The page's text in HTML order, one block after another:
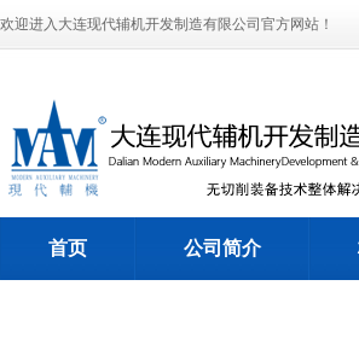
欢迎进入大连现代辅机开发制造有限公司官方网站！
首页 公司简介